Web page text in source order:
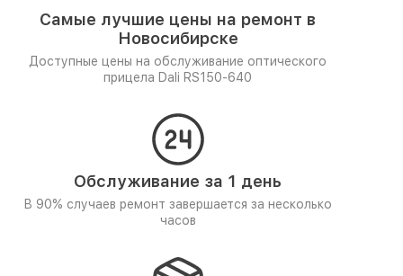
Самые лучшие цены на ремонт в
Новосибирске
Доступные цены на обслуживание оптического
прицела Dali RS150-640
Обслуживание за 1 день
В 90% случаев ремонт завершается за несколько
часов